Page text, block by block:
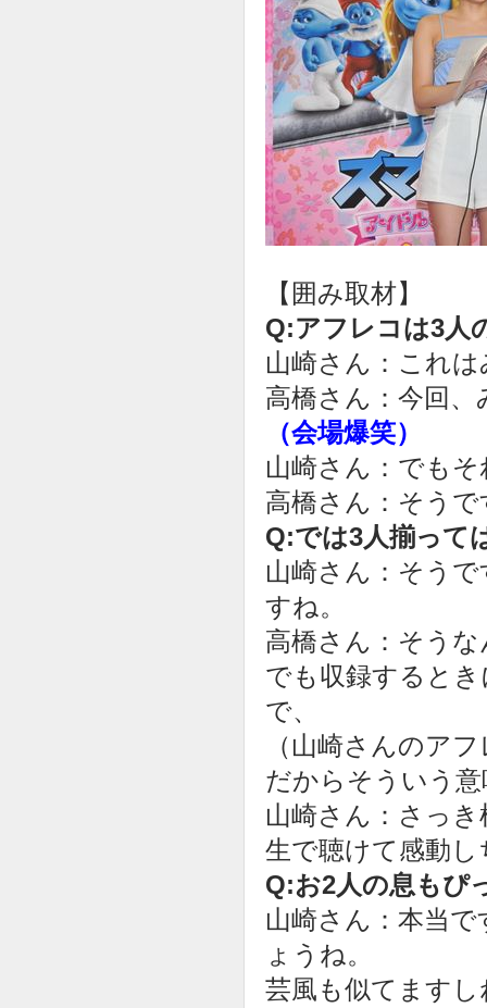
【囲み取材】
Q:アフレコは3人
山崎さん：これ
高橋さん：今回
（会場爆笑）
山崎さん：でも
高橋さん：そうで
Q:では3人揃って
山崎さん：そう
すね。
高橋さん：そう
でも収録すると
で、
（山崎さんのア
だからそういう
山崎さん：さっ
生で聴けて感動
Q:お2人の息もぴ
山崎さん：本当
ょうね。
芸風も似てますし